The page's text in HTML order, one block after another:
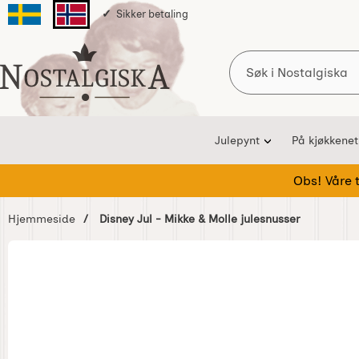
Svenska sidanNorska sidan
Sikker betaling
Startsiden for Nostalgiska
Søk
Julepynt På kjøkkenet
Obs! Våre
Hjemmeside Disney Jul - Mikke & Molle julesnusser